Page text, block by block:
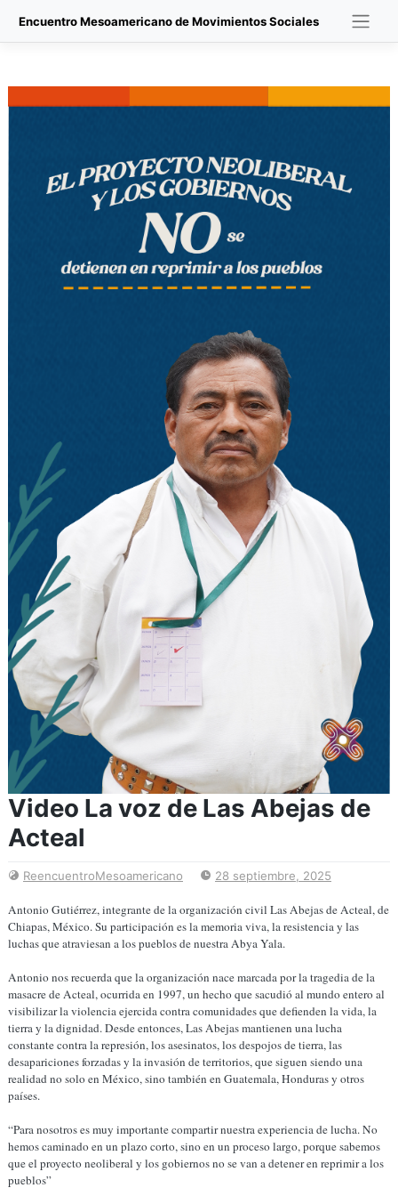
content
Encuentro Mesoamericano de Movimientos Sociales
Video La voz de Las Abejas de
Acteal
ReencuentroMesoamericano 28 septiembre, 2025
Antonio Gutiérrez, integrante de la organización civil Las Abejas de Acteal, de
Chiapas, México. Su participación es la memoria viva, la resistencia y las
luchas que atraviesan a los pueblos de nuestra Abya Yala.
Antonio nos recuerda que la organización nace marcada por la tragedia de la
masacre de Acteal, ocurrida en 1997, un hecho que sacudió al mundo entero al
visibilizar la violencia ejercida contra comunidades que defienden la vida, la
tierra y la dignidad. Desde entonces, Las Abejas mantienen una lucha
constante contra la represión, los asesinatos, los despojos de tierra, las
desapariciones forzadas y la invasión de territorios, que siguen siendo una
realidad no solo en México, sino también en Guatemala, Honduras y otros
países.
“Para nosotros es muy importante compartir nuestra experiencia de lucha. No
hemos caminado en un plazo corto, sino en un proceso largo, porque sabemos
que el proyecto neoliberal y los gobiernos no se van a detener en reprimir a los
pueblos”